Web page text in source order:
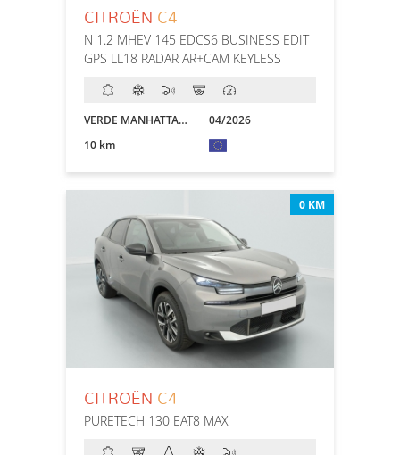
CITROËN C4
N 1.2 MHEV 145 EDCS6 BUSINESS EDIT
GPS LL18 RADAR AR+CAM KEYLESS
VERDE MANHATTAN/NEGRO
04/2026
10 km
0 KM
CITROËN C4
PURETECH 130 EAT8 MAX